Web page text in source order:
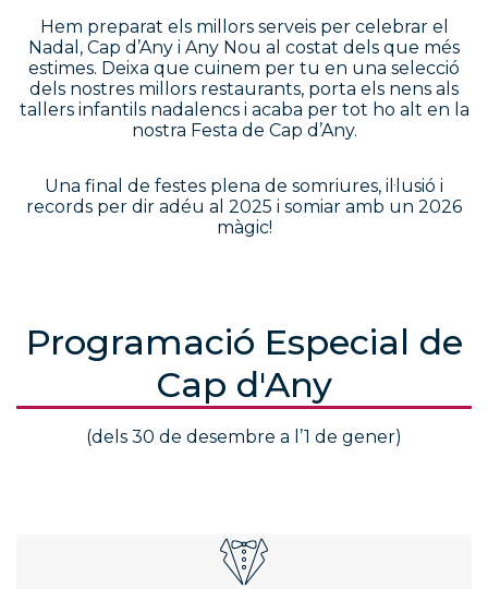
Hem preparat els millors serveis per celebrar el
Nadal, Cap d’Any i Any Nou al costat dels que més
estimes. Deixa que cuinem per tu en una selecció
dels nostres millors restaurants, porta els nens als
tallers infantils nadalencs i acaba per tot ho alt en la
nostra Festa de Cap d’Any.
Una final de festes plena de somriures, il·lusió i
records per dir adéu al 2025 i somiar amb un 2026
màgic!
Programació Especial de
Cap d'Any
(dels 30 de desembre a l’1 de gener)